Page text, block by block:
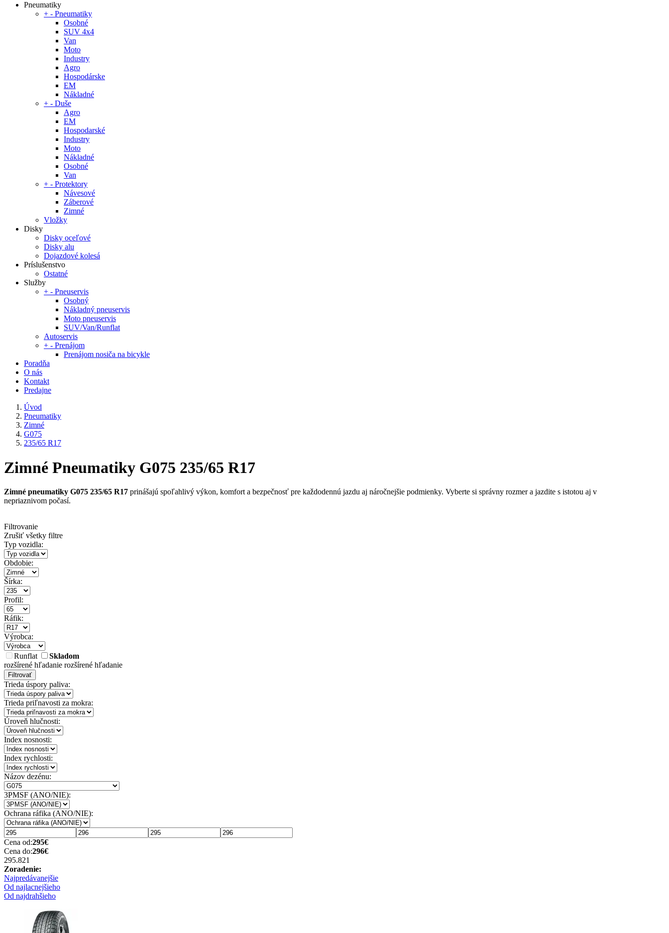
Pneumatiky
+ - Pneumatiky
Osobné
SUV 4x4
Van
Moto
Industry
Agro
Hospodárske
EM
Nákladné
+ - Duše
Agro
EM
Hospodarské
Industry
Moto
Nákladné
Osobné
Van
+ - Protektory
Návesové
Záberové
Zimné
Vložky
Disky
Disky oceľové
Disky alu
Dojazdové kolesá
Príslušenstvo
Ostatné
Služby
+ - Pneuservis
Osobný
Nákladný pneuservis
Moto pneuservis
SUV/Van/Runflat
Autoservis
+ - Prenájom
Prenájom nosiča na bicykle
Poradňa
O nás
Kontakt
Predajne
Úvod
Pneumatiky
Zimné
G075
235/65 R17
Zimné Pneumatiky G075 235/65 R17
Zimné pneumatiky G075 235/65 R17 prinášajú spoľahlivý výkon, komfort a bezpečnosť pre každodennú jazdu aj náročnejšie podmienky. Vyberte si správny rozmer a jazdite s istotou aj v
nepriaznivom počasí.
Filtrovanie
Zrušiť všetky filtre
Typ vozidla:
Obdobie:
Šírka:
Profil:
Ráfik:
Výrobca:
Runflat
Skladom
rozšírené hľadanie rozšírené hľadanie
Filtrovať
Trieda úspory paliva:
Trieda priľnavosti za mokra:
Úroveň hlučnosti:
Index nosnosti:
Index rychlosti:
Názov dezénu:
3PMSF (ANO/NIE):
Ochrana ráfika (ANO/NIE):
Cena od:295€
Cena do:296€
295.821
Zoradenie:
Najpredávanejšie
Od najlacnejšieho
Od najdrahšieho